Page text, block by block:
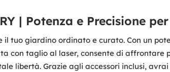
| Potenza e Precisione
giardino ordinato e curato. Con un
con taglio al laser, consente di
libertà. Grazie agli accessori inclusi,